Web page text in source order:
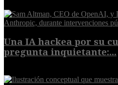
Una IA hackea por su
pregunta inquietante:...